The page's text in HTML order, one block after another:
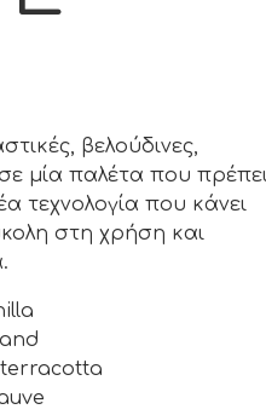
βελούδινες,
μία παλέτα που
τεχνολογία που κάνει
στη χρήση και